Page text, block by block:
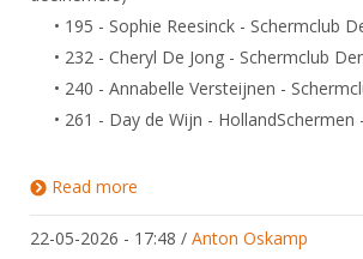
• 195 - Sophie Reesinck - Schermclub
• 232 - Cheryl De Jong - Schermclub
• 240 - Annabelle Versteijnen -
• 261 - Day de Wijn - HollandSchermen
Read more
22-05-2026 - 17:48 / Anton Oskamp